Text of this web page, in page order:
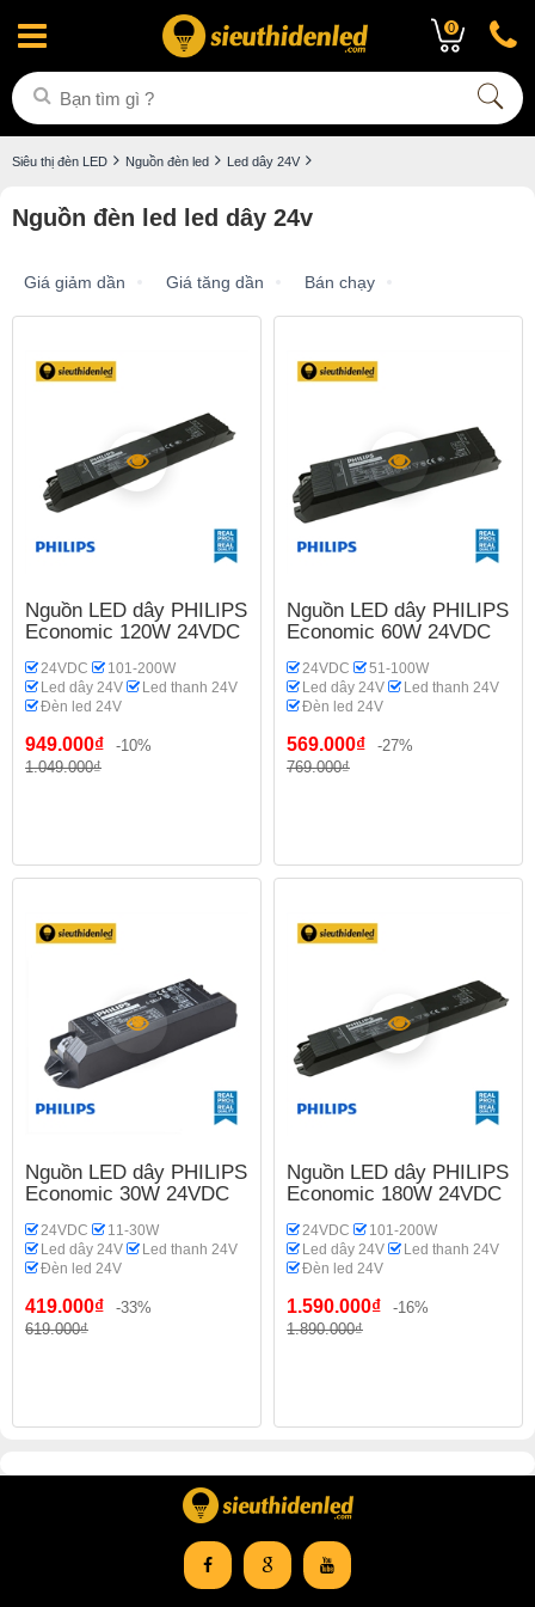
0
Siêu thị đèn LED Nguồn đèn led Led dây 24V
Nguồn đèn led led dây 24v
Giá giảm dần Giá tăng dần Bán chạy
Nguồn LED dây PHILIPS
Economic 120W 24VDC
24VDC
101-200W
Led dây 24V
Led thanh 24V
Đèn led 24V
949.000₫
-10%
1.049.000₫
Nguồn LED dây PHILIPS
Economic 60W 24VDC
24VDC
51-100W
Led dây 24V
Led thanh 24V
Đèn led 24V
569.000₫
-27%
769.000₫
Nguồn LED dây PHILIPS
Economic 30W 24VDC
24VDC
11-30W
Led dây 24V
Led thanh 24V
Đèn led 24V
419.000₫
-33%
619.000₫
Nguồn LED dây PHILIPS
Economic 180W 24VDC
24VDC
101-200W
Led dây 24V
Led thanh 24V
Đèn led 24V
1.590.000₫
-16%
1.890.000₫